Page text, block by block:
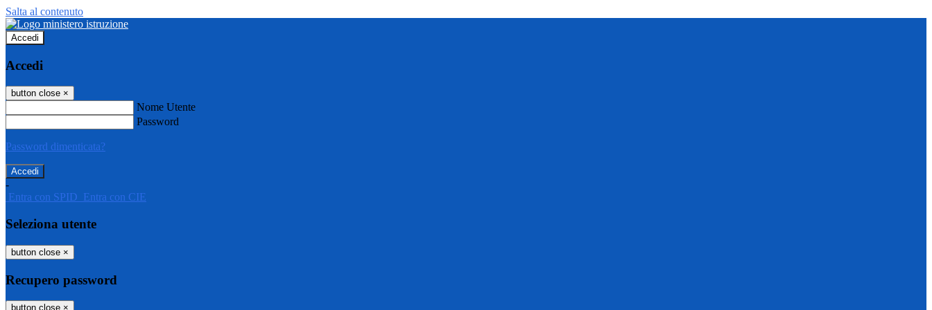
Salta al contenuto
Accedi
Accedi
button close ×
Nome Utente
Password
Password dimenticata?
-
Entra con SPID Entra con CIE
Seleziona utente
button close ×
Recupero password
button close ×